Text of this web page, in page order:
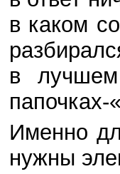
в каком
в лучшем
Именно
нужны